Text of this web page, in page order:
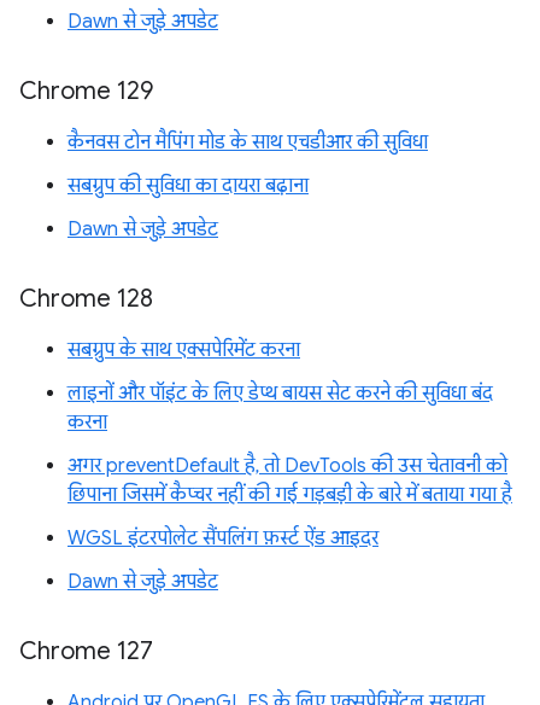
Dawn से जुड़े अपडेट
Chrome 129
कैनवस टोन मैपिंग मोड के साथ एचडीआर की सुविधा
सबग्रुप की सुविधा का दायरा बढ़ाना
Dawn से जुड़े अपडेट
Chrome 128
सबग्रुप के साथ एक्सपेरिमेंट करना
लाइनों और पॉइंट के लिए डेप्थ बायस सेट करने की सुविधा बंद
करना
अगर preventDefault है, तो DevTools की उस चेतावनी को
छिपाना जिसमें कैप्चर नहीं की गई गड़बड़ी के बारे में बताया गया है
WGSL इंटरपोलेट सैंपलिंग फ़र्स्ट ऐंड आइदर
Dawn से जुड़े अपडेट
Chrome 127